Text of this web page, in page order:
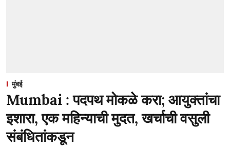
मुंबई
Mumbai : पदपथ मोकळे करा; आयुक्तांचा
इशारा, एक महिन्याची मुदत, खर्चाची वसुली
संबंधितांकडून